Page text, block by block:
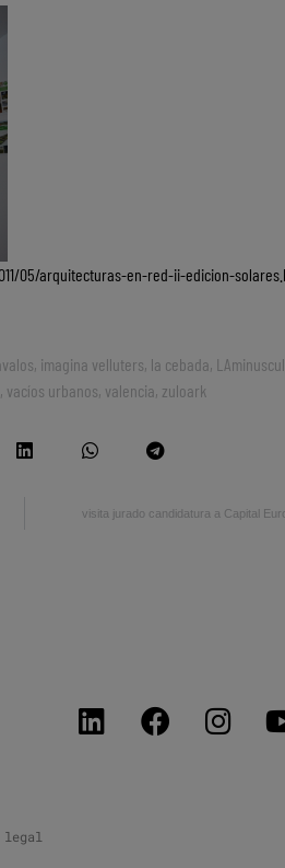
05/arquitecturas-en-red-ii-edicion-
, imagina velluters, la cebada,
, vacíos urbanos, valencia, zuloark
visita jurado candidatura a Capital
legal